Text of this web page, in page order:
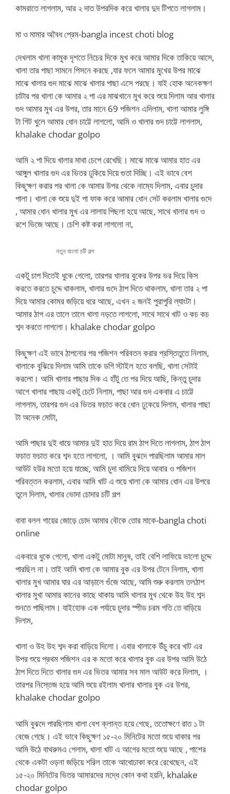
কামরাতে লাগলাম, আর ২ দাত উপরদিক করে খালার দুদ টিপতে লাগলাম।
মা ও মামার অবৈধ প্রেম-bangla incest choti blog
দেখলাম খালা কামুক দৃশতে নিচের দিকে মুখ করে আমার দিকে তাকিয়ে আসে,
খালা তার পাছা সামনে পিসনে করছে ,যার ফলে আমার মুখের উপর মাঝে
মাঝে খালার গুদ মাঝে মাঝে খালার পাছা এসে পরছে। যাই হোক অনেকক্ষণ
চাটার পর খালা কে আমার ২ পা এর মাঝখানে মুখ করে শুয়ে দিলাম আর খালার
গুদ আমার মুখ এর উপর, তার মানে 69 পজিশন এদিলাম, খালা আমার লুঙ্গি
টা গিট খুলে আমার ধোন চাট্টে লাগলো, আমি ও খালার গুদ চাট্টে লাগলাম,
khalake chodar golpo
আমি ২ পা দিয়ে খালার মাথা চেপে রেখেছি। মাঝে মাঝে আমার হাত এর
আঙ্গুল খালার গুদ এর ভিতর ঢুকিয়ে দিয়ে গুতা দিচ্ছি। এই ভাবে বেশ
কিছুক্ষণ করার পর খালা কে আমার উপর থেকে নাম্যে দিলাম, এবার চুদার
পালা। খালা কে শুয়ে দুই পা ফাক করে আমার ধোন সেট করলাম খালার গুদে
, আমার ধোন খালার মুখ এর লালায় পিছলা হয়ে আছে, সাথে খালার গুদ ও
রশে ভিজে আছে। চেশি কষ্ট করা লাগলো না,
নতুন বাংলা চটি গল্প
একটু চাপ দিতেই ধুকে গেলো, তারপর খালার বুকের উপর ভর দিয়ে কিস
করতে করতে চুদ্দে থাকলাম, খালার গুদে ঠাপ দিতে থাকলাম, খালা তার ২ পা
দিয়ে আমার কোমর জড়িয়ে ধরে আছে, এখন ২ জনই পুরাপুরি ল্যাংটা।
আমার ঠাপ এর তালে তালে খালা নড়তে লাগলো, সাথে সাথে খাট ও কচ কচ
শব্দ করতে লাগলো। khalake chodar golpo
কিছুক্ষণ এই ভাবে ঠাপনোর পর পজিশন পরিবতন করার প্রস্তিতুতে নিলাম,
খালাকে বুঝিয়ে দিলাম আমি তাকে ডগি স্টাইল হতে বলছি, খালা সেটাই
করলো। আমি খালার পাছার দিক এ হাঁটু তে পর দিয়ে আছি, কিন্তু চুদার
আগে খালার পাছায় একটু চেটে নিলাম, পাছা আর গুদ একবার এ চাট্টে
লাগলাম, তারপর গুদ এর ভিতর ফচাত করে ধোন ঢুকেয়ে দিলাম, খালার পাছা
টা অনেক মোটা,
আমি পাছার দুই ধায়ে আমার দুই হাত দিয়ে রাম ঠাপ দিতে লাগলাম, ঠাপ ঠাপ
ফচাত ফচাত করে শব্দ হতে লাগলো, । আমি বুঝদে পারছিলাম আমার মাল
আউট হউর মতো হয়ে যাচ্ছে, আমি চুদা থামিয়ে দিয়ে আবার ও পজিশন
পরিবত্তন করলাম, এবার আমি খাট এ শুয়ে খালা কে আমার ধোন এর উপরে
তুলে দিলাম, খালার ভোদা চোদার চটি গল্প
বাবা বলল গায়ের জোড়ে চোদ আমার বৌকে তোর মাকে-bangla choti
online
একবারে ধুকে গেলো, খালা একটু মোটা মানুষ, তাই বেশি লাফিয়ে ভালো চুদ্দে
পারছিল না। তাই আমি খালা কে আমার বুক এর উপর টেনে নিলাম, খালা
খালার মুখ আমার ঘার এর আড়ালে গুঁজে আছে, আমি শুরু করলাম তলঠাপ
খালার মুখা আমার কানের কাছে থাকায় আমি খালার মুখ থেকে উহ উহ শব্দ
শুনতে পাছিলাম। যাইহোক এক পর্যায়ে চুদার স্পীড চরম গতি তে বাড়িয়ে
দিলাম,
খালা ও উহ উহ শব্দ করা বাড়িয়ে দিলো। এবার খালাকে উঁচু করে খাট এর
উপর শুয়ে প্রথম পজিশন এর ক মতো করে খালার বুক এর উপর আমি উঠে
ঠাপ দিতে দিতে খালার গুদ এর ভিতর আমার সব মাল আউট করে দিলাম, ।
তারপর নিস্তেজ হয়ে আমি শুয়ে রইলাম খালার খালার বুক এর উপর,
khalake chodar golpo
আমি বুঝদে পারছিলাম খালা বেশ ক্লান্ত হয়ে গেছে, ততোক্ষণে রাত ১ টা
বেজে গেছে। এই ভাবে কিছুক্ষণ ১৫-২০ মিনিটের মতো শুয়ে থাকার পর
আমি উঠে বাথরুমএ গেলাম, খালা খাট এ আগের মতো শুয়ে আছে , পাশের
থেকে একটা ওড়না জড়িয়ে শরিল তাকে আধোঢাকা করে রেখেছেন, এই
১৫-২০ মিনিটের ভিতর আমারদের মদ্ধে কোন কথা হয়নি, khalake
chodar golpo